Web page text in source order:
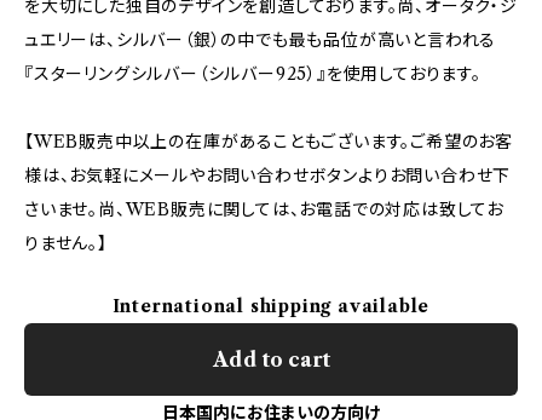
を大切にした独自のデザインを創造しております。尚、オータク・ジ
ュエリーは、シルバー（銀）の中でも最も品位が高いと言われる
『スターリングシルバー（シルバー925）』を使用しております。
【WEB販売中以上の在庫があることもございます。ご希望のお客
様は、お気軽にメールやお問い合わせボタンよりお問い合わせ下
さいませ。尚、WEB販売に関しては、お電話での対応は致してお
りません。】
International shipping available
Add to cart
日本国内にお住まいの方向け